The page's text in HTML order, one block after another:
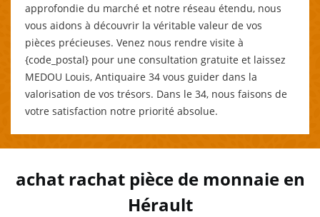
approfondie du marché et notre réseau étendu, nous
vous aidons à découvrir la véritable valeur de vos
pièces précieuses. Venez nous rendre visite à
{code_postal} pour une consultation gratuite et laissez
MEDOU Louis, Antiquaire 34 vous guider dans la
valorisation de vos trésors. Dans le 34, nous faisons de
votre satisfaction notre priorité absolue.
achat rachat pièce de monnaie en
Hérault